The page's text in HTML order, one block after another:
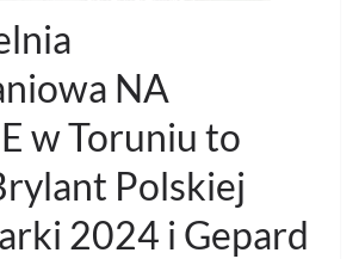
NA
w Toruniu to
Polskiej
2024 i Gepard